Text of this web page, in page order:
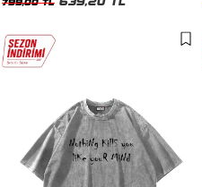
799,00 TL 639,20 TL